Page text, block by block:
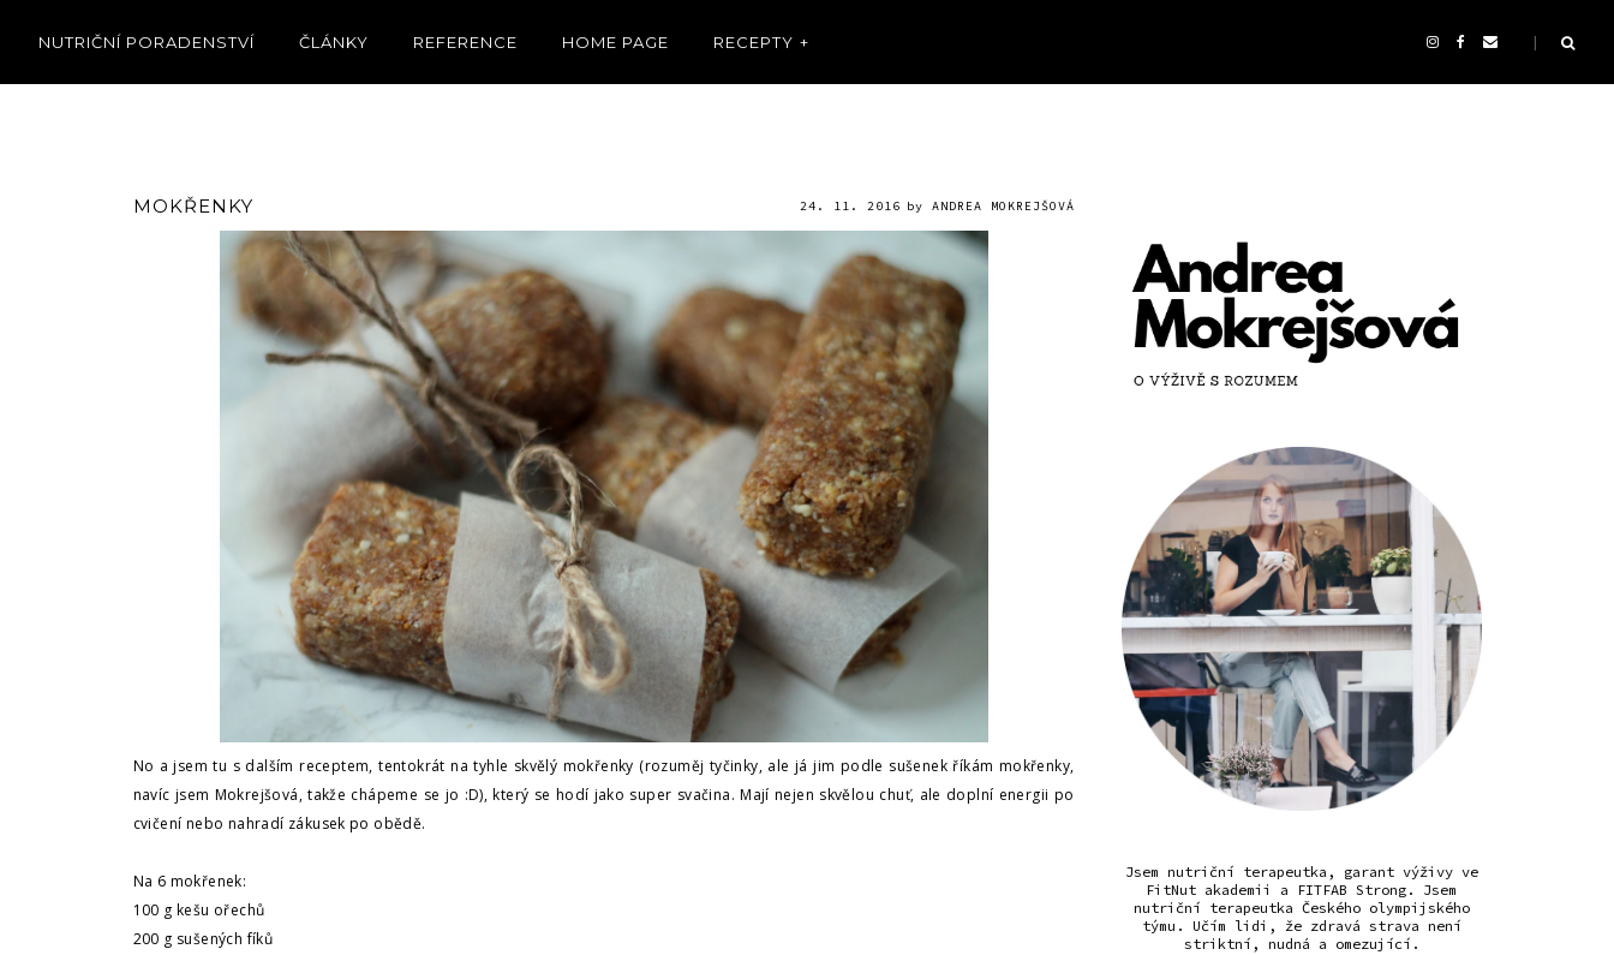
NUTRIČNÍ PORADENSTVÍ ČLÁNKY REFERENCE HOME PAGE RECEPTY
MOKŘENKY by ANDREA MOKREJŠOVÁ
24. 11. 2016
No a jsem tu s dalším receptem, tentokrát na tyhle skvělý mokřenky (rozuměj tyčinky, ale já jim podle sušenek říkám mokřenky,
navíc jsem Mokrejšová, takže chápeme se jo :D), který se hodí jako super svačina. Mají nejen skvělou chuť, ale doplní energii po
cvičení nebo nahradí zákusek po obědě.
Na 6 mokřenek:
100 g kešu ořechů
200 g sušených fíků
Jsem nutriční terapeutka, garant výživy ve
FitNut akademii a FITFAB Strong. Jsem
nutriční terapeutka Českého olympijského
týmu. Učím lidi, že zdravá strava není
striktní, nudná a omezující.